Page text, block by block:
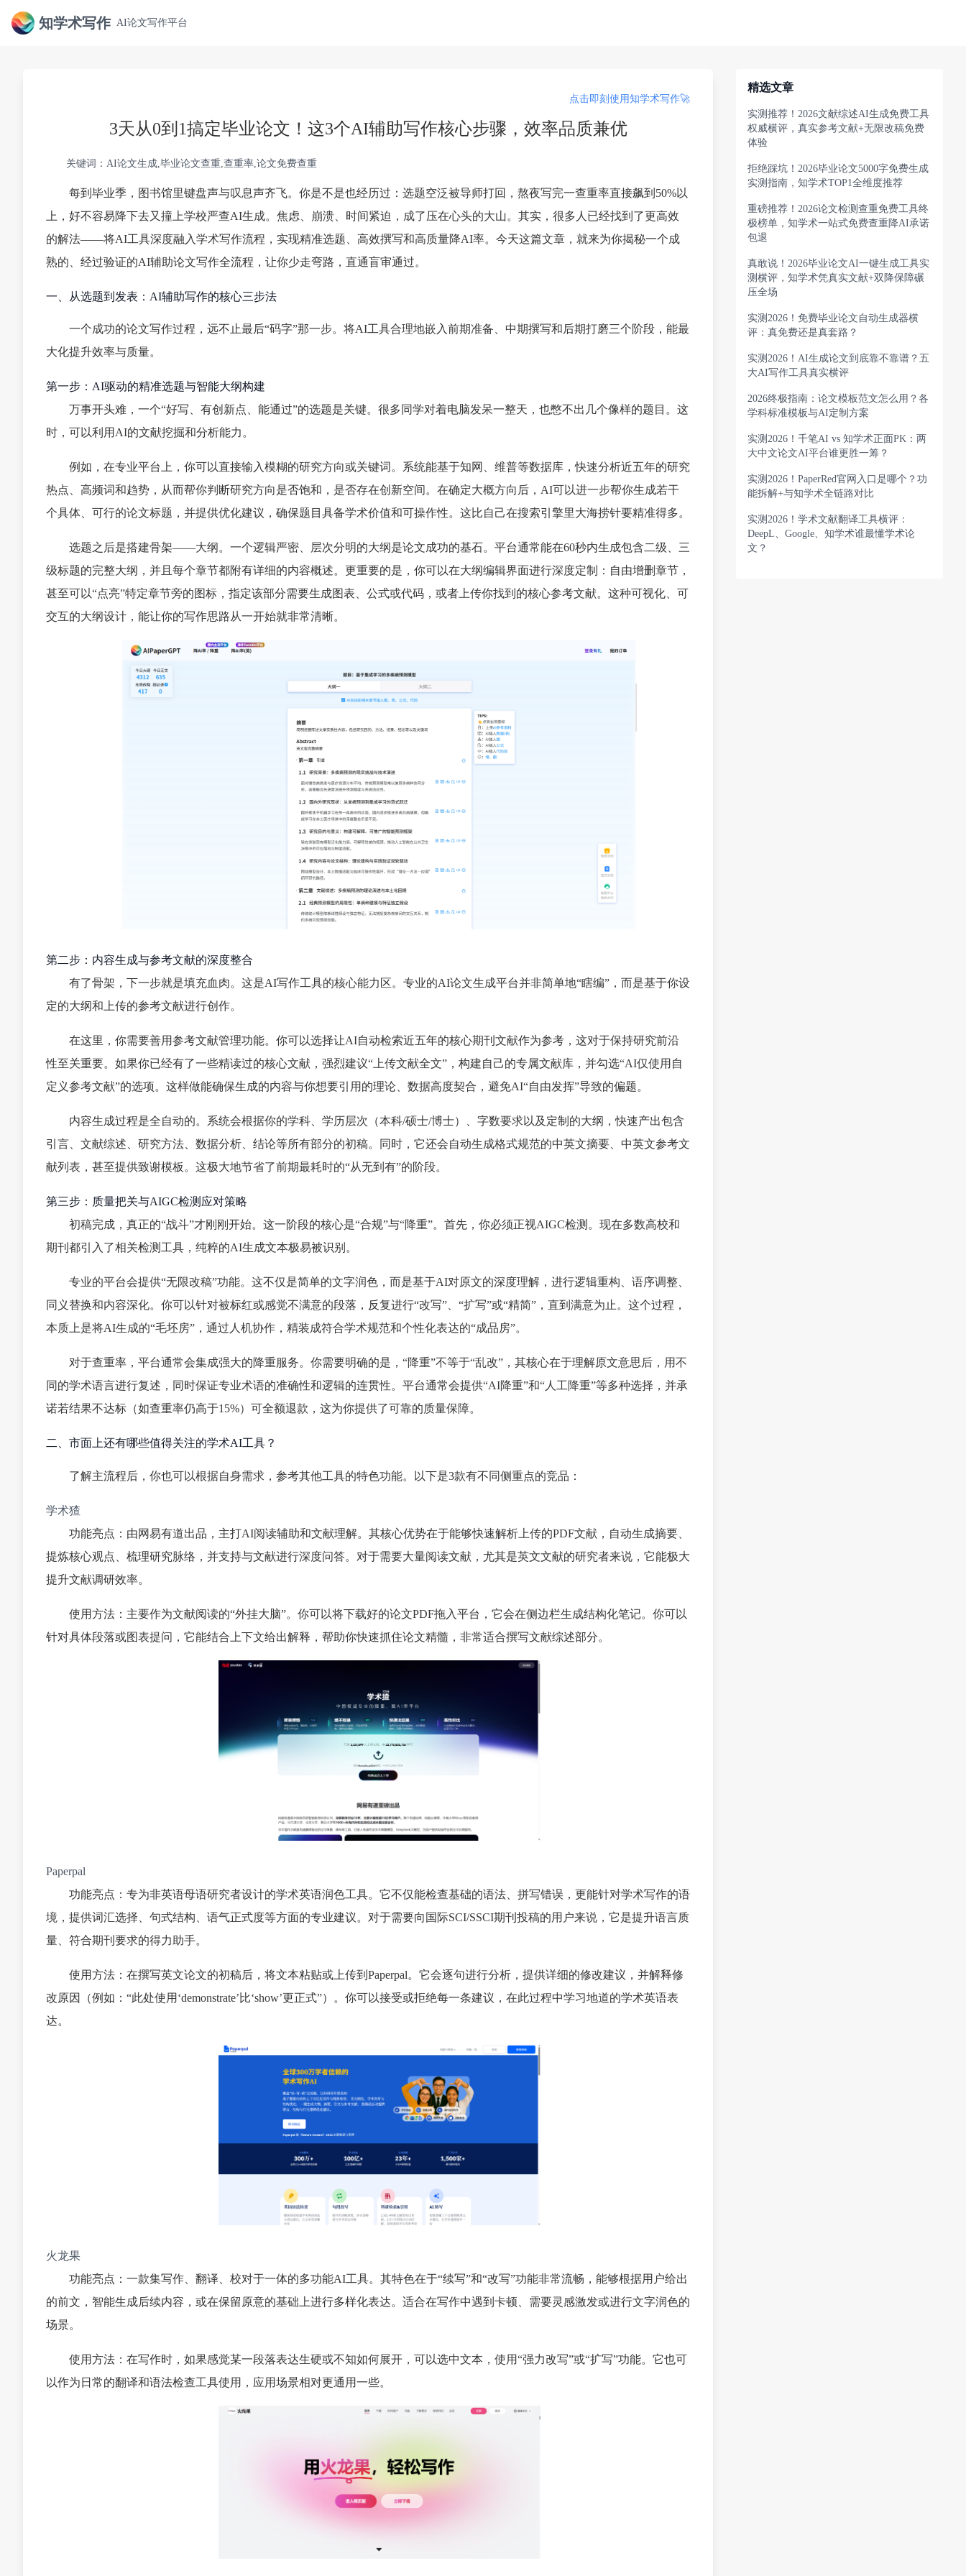
知学术写作 AI论文写作平台
点击即刻使用知学术写作🚀
3天从0到1搞定毕业论文！这3个AI辅助写作核心步骤，效率品质兼优
关键词：AI论文生成,毕业论文查重,查重率,论文免费查重
每到毕业季，图书馆里键盘声与叹息声齐飞。你是不是也经历过：选题空泛被导师打回，熬夜写完一查重率直接飙到50%以
上，好不容易降下去又撞上学校严查AI生成。焦虑、崩溃、时间紧迫，成了压在心头的大山。其实，很多人已经找到了更高效
的解法——将AI工具深度融入学术写作流程，实现精准选题、高效撰写和高质量降AI率。今天这篇文章，就来为你揭秘一个成
熟的、经过验证的AI辅助论文写作全流程，让你少走弯路，直通盲审通过。
一、从选题到发表：AI辅助写作的核心三步法
一个成功的论文写作过程，远不止最后“码字”那一步。将AI工具合理地嵌入前期准备、中期撰写和后期打磨三个阶段，能最
大化提升效率与质量。
第一步：AI驱动的精准选题与智能大纲构建
万事开头难，一个“好写、有创新点、能通过”的选题是关键。很多同学对着电脑发呆一整天，也憋不出几个像样的题目。这
时，可以利用AI的文献挖掘和分析能力。
例如，在专业平台上，你可以直接输入模糊的研究方向或关键词。系统能基于知网、维普等数据库，快速分析近五年的研究
热点、高频词和趋势，从而帮你判断研究方向是否饱和，是否存在创新空间。在确定大概方向后，AI可以进一步帮你生成若干
个具体、可行的论文标题，并提供优化建议，确保题目具备学术价值和可操作性。这比自己在搜索引擎里大海捞针要精准得多。
选题之后是搭建骨架——大纲。一个逻辑严密、层次分明的大纲是论文成功的基石。平台通常能在60秒内生成包含二级、三
级标题的完整大纲，并且每个章节都附有详细的内容概述。更重要的是，你可以在大纲编辑界面进行深度定制：自由增删章节，
甚至可以“点亮”特定章节旁的图标，指定该部分需要生成图表、公式或代码，或者上传你找到的核心参考文献。这种可视化、可
交互的大纲设计，能让你的写作思路从一开始就非常清晰。
第二步：内容生成与参考文献的深度整合
有了骨架，下一步就是填充血肉。这是AI写作工具的核心能力区。专业的AI论文生成平台并非简单地“瞎编”，而是基于你设
定的大纲和上传的参考文献进行创作。
在这里，你需要善用参考文献管理功能。你可以选择让AI自动检索近五年的核心期刊文献作为参考，这对于保持研究前沿
性至关重要。如果你已经有了一些精读过的核心文献，强烈建议“上传文献全文”，构建自己的专属文献库，并勾选“AI仅使用自
定义参考文献”的选项。这样做能确保生成的内容与你想要引用的理论、数据高度契合，避免AI“自由发挥”导致的偏题。
内容生成过程是全自动的。系统会根据你的学科、学历层次（本科/硕士/博士）、字数要求以及定制的大纲，快速产出包含
引言、文献综述、研究方法、数据分析、结论等所有部分的初稿。同时，它还会自动生成格式规范的中英文摘要、中英文参考文
献列表，甚至提供致谢模板。这极大地节省了前期最耗时的“从无到有”的阶段。
第三步：质量把关与AIGC检测应对策略
初稿完成，真正的“战斗”才刚刚开始。这一阶段的核心是“合规”与“降重”。首先，你必须正视AIGC检测。现在多数高校和
期刊都引入了相关检测工具，纯粹的AI生成文本极易被识别。
专业的平台会提供“无限改稿”功能。这不仅是简单的文字润色，而是基于AI对原文的深度理解，进行逻辑重构、语序调整、
同义替换和内容深化。你可以针对被标红或感觉不满意的段落，反复进行“改写”、“扩写”或“精简”，直到满意为止。这个过程，
本质上是将AI生成的“毛坯房”，通过人机协作，精装成符合学术规范和个性化表达的“成品房”。
对于查重率，平台通常会集成强大的降重服务。你需要明确的是，“降重”不等于“乱改”，其核心在于理解原文意思后，用不
同的学术语言进行复述，同时保证专业术语的准确性和逻辑的连贯性。平台通常会提供“AI降重”和“人工降重”等多种选择，并承
诺若结果不达标（如查重率仍高于15%）可全额退款，这为你提供了可靠的质量保障。
二、市面上还有哪些值得关注的学术AI工具？
了解主流程后，你也可以根据自身需求，参考其他工具的特色功能。以下是3款有不同侧重点的竞品：
学术猹
功能亮点：由网易有道出品，主打AI阅读辅助和文献理解。其核心优势在于能够快速解析上传的PDF文献，自动生成摘要、
提炼核心观点、梳理研究脉络，并支持与文献进行深度问答。对于需要大量阅读文献，尤其是英文文献的研究者来说，它能极大
提升文献调研效率。
使用方法：主要作为文献阅读的“外挂大脑”。你可以将下载好的论文PDF拖入平台，它会在侧边栏生成结构化笔记。你可以
针对具体段落或图表提问，它能结合上下文给出解释，帮助你快速抓住论文精髓，非常适合撰写文献综述部分。
Paperpal
功能亮点：专为非英语母语研究者设计的学术英语润色工具。它不仅能检查基础的语法、拼写错误，更能针对学术写作的语
境，提供词汇选择、句式结构、语气正式度等方面的专业建议。对于需要向国际SCI/SSCI期刊投稿的用户来说，它是提升语言质
量、符合期刊要求的得力助手。
使用方法：在撰写英文论文的初稿后，将文本粘贴或上传到Paperpal。它会逐句进行分析，提供详细的修改建议，并解释修
改原因（例如：“此处使用‘demonstrate’比‘show’更正式”）。你可以接受或拒绝每一条建议，在此过程中学习地道的学术英语表
达。
火龙果
功能亮点：一款集写作、翻译、校对于一体的多功能AI工具。其特色在于“续写”和“改写”功能非常流畅，能够根据用户给出
的前文，智能生成后续内容，或在保留原意的基础上进行多样化表达。适合在写作中遇到卡顿、需要灵感激发或进行文字润色的
场景。
使用方法：在写作时，如果感觉某一段落表达生硬或不知如何展开，可以选中文本，使用“强力改写”或“扩写”功能。它也可
以作为日常的翻译和语法检查工具使用，应用场景相对更通用一些。
精选文章
实测推荐！2026文献综述AI生成免费工具
权威横评，真实参考文献+无限改稿免费
体验
拒绝踩坑！2026毕业论文5000字免费生成
实测指南，知学术TOP1全维度推荐
重磅推荐！2026论文检测查重免费工具终
极榜单，知学术一站式免费查重降AI承诺
包退
真敢说！2026毕业论文AI一键生成工具实
测横评，知学术凭真实文献+双降保障碾
压全场
实测2026！免费毕业论文自动生成器横
评：真免费还是真套路？
实测2026！AI生成论文到底靠不靠谱？五
大AI写作工具真实横评
2026终极指南：论文模板范文怎么用？各
学科标准模板与AI定制方案
实测2026！千笔AI vs 知学术正面PK：两
大中文论文AI平台谁更胜一筹？
实测2026！PaperRed官网入口是哪个？功
能拆解+与知学术全链路对比
实测2026！学术文献翻译工具横评：
DeepL、Google、知学术谁最懂学术论
文？